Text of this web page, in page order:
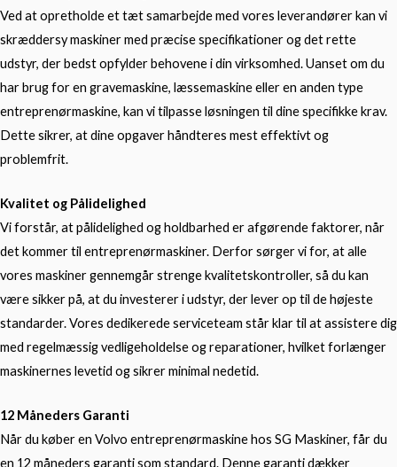
Ved at opretholde et tæt samarbejde med vores leverandører kan vi
skræddersy maskiner med præcise specifikationer og det rette
udstyr, der bedst opfylder behovene i din virksomhed. Uanset om du
har brug for en gravemaskine, læssemaskine eller en anden type
entreprenørmaskine, kan vi tilpasse løsningen til dine specifikke krav.
Dette sikrer, at dine opgaver håndteres mest effektivt og
problemfrit.
Kvalitet og Pålidelighed
Vi forstår, at pålidelighed og holdbarhed er afgørende faktorer, når
det kommer til entreprenørmaskiner. Derfor sørger vi for, at alle
vores maskiner gennemgår strenge kvalitetskontroller, så du kan
være sikker på, at du investerer i udstyr, der lever op til de højeste
standarder. Vores dedikerede serviceteam står klar til at assistere dig
med regelmæssig vedligeholdelse og reparationer, hvilket forlænger
maskinernes levetid og sikrer minimal nedetid.
12 Måneders Garanti
Når du køber en Volvo entreprenørmaskine hos SG Maskiner, får du
en 12 måneders garanti som standard. Denne garanti dækker